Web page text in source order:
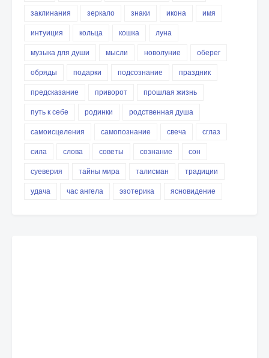
заклинания
зеркало знаки икона
имя
интуиция
кольца кошка
луна
музыка для души
мысли новолуние
оберег
обряды
подарки подсознание
праздник
предсказание
приворот
прошлая жизнь
путь к себе
родинки
родственная душа
самоисцеления
самопознание свеча
сглаз
сила
слова советы сознание
сон
суеверия
тайны мира талисман
традиции
удача
час ангела эзотерика ясновидение